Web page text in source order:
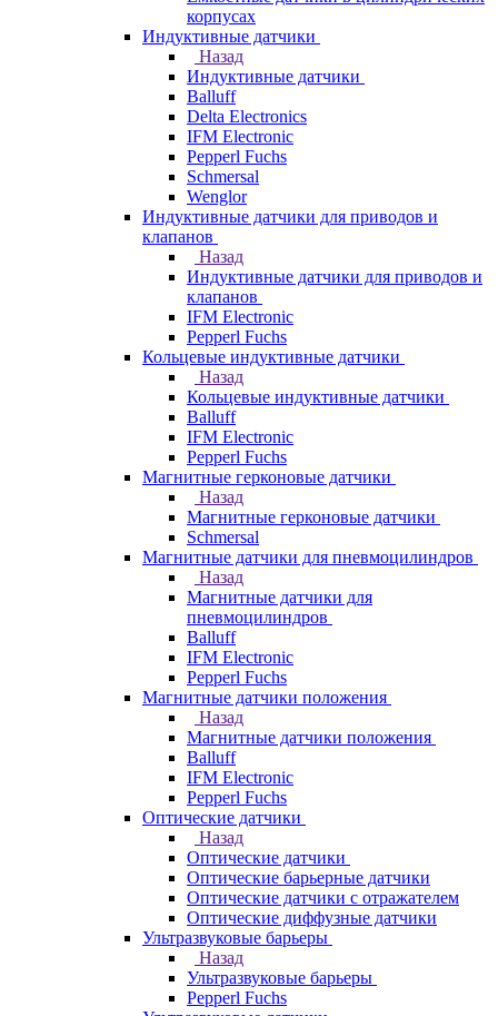
корпусах
Индуктивные датчики
Назад
Индуктивные датчики
Balluff
Delta Electronics
IFM Electronic
Pepperl Fuchs
Schmersal
Wenglor
Индуктивные датчики для приводов и
клапанов
Назад
Индуктивные датчики для приводов и
клапанов
IFM Electronic
Pepperl Fuchs
Кольцевые индуктивные датчики
Назад
Кольцевые индуктивные датчики
Balluff
IFM Electronic
Pepperl Fuchs
Магнитные герконовые датчики
Назад
Магнитные герконовые датчики
Schmersal
Магнитные датчики для пневмоцилиндров
Назад
Магнитные датчики для
пневмоцилиндров
Balluff
IFM Electronic
Pepperl Fuchs
Магнитные датчики положения
Назад
Магнитные датчики положения
Balluff
IFM Electronic
Pepperl Fuchs
Оптические датчики
Назад
Оптические датчики
Оптические барьерные датчики
Оптические датчики с отражателем
Оптические диффузные датчики
Ультразвуковые барьеры
Назад
Ультразвуковые барьеры
Pepperl Fuchs